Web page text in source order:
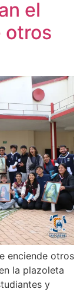
el
otros
enciende otros
la plazoleta
y